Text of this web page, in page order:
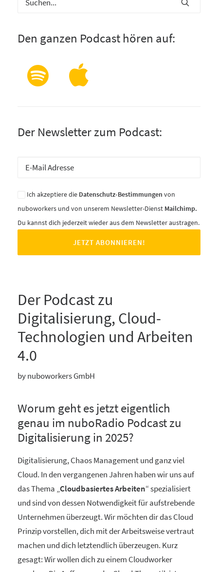
Den ganzen Podcast hören auf:
Der Newsletter zum Podcast:
Ich akzeptiere die Datenschutz-Bestimmungen von
nuboworkers und von unserem Newsletter-Dienst Mailchimp.
Du kannst dich jederzeit wieder aus dem Newsletter austragen.
Der Podcast zu
Digitalisierung, Cloud-
Technologien und Arbeiten
4.0
by nuboworkers GmbH
Worum geht es jetzt eigentlich
genau im nuboRadio Podcast zu
Digitalisierung in 2025?
Digitalisierung, Chaos Management und ganz viel
Cloud. In den vergangenen Jahren haben wir uns auf
das Thema „Cloudbasiertes Arbeiten“ spezialisiert
und sind von dessen Notwendigkeit für aufstrebende
Unternehmen überzeugt. Wir möchten dir das Cloud
Prinzip vorstellen, dich mit der Arbeitsweise vertraut
machen und dich letztendlich überzeugen. Kurz
gesagt: Wir wollen dich zu einem Cloudworker